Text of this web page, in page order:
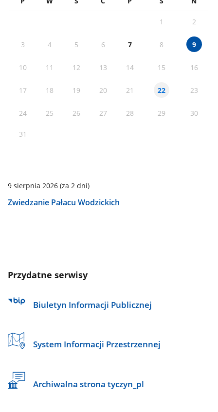
1 2
3 4 5 6 7 8 9
10 11 12 13 14 15 16
17 18 19 20 21 22 23
24 25 26 27 28 29 30
31
9 sierpnia 2026(za 2 dni)
Zwiedzanie Pałacu Wodzickich
Przydatne serwisy
Biuletyn Informacji Publicznej
System Informacji Przestrzennej
Archiwalna strona tyczyn_pl